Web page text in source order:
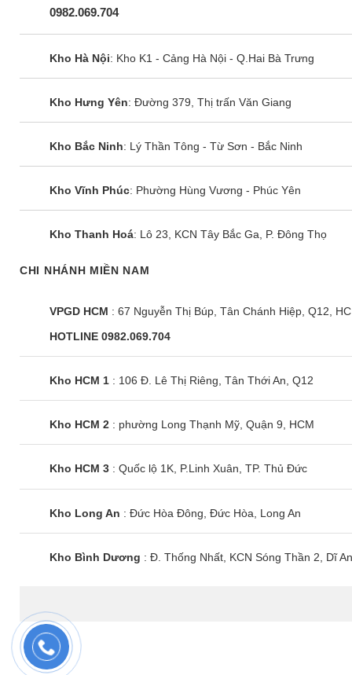
0982.069.704
Kho Hà Nội: Kho K1 - Cảng Hà Nội - Q.Hai Bà Trưng
Kho Hưng Yên: Đường 379, Thị trấn Văn Giang
Kho Bắc Ninh: Lý Thần Tông - Từ Sơn - Bắc Ninh
Kho Vĩnh Phúc: Phường Hùng Vương - Phúc Yên
Kho Thanh Hoá: Lô 23, KCN Tây Bắc Ga, P. Đông Thọ
CHI NHÁNH MIỀN NAM
VPGD HCM : 67 Nguyễn Thị Búp, Tân Chánh Hiệp, Q12,
HOTLINE 0982.069.704
Kho HCM 1 : 106 Đ. Lê Thị Riêng, Tân Thới An, Q12
Kho HCM 2 : phường Long Thạnh Mỹ, Quận 9, HCM
Kho HCM 3 : Quốc lộ 1K, P.Linh Xuân, TP. Thủ Đức
Kho Long An : Đức Hòa Đông, Đức Hòa, Long An
Kho Bình Dương : Đ. Thống Nhất, KCN Sóng Thần 2, Dĩ An